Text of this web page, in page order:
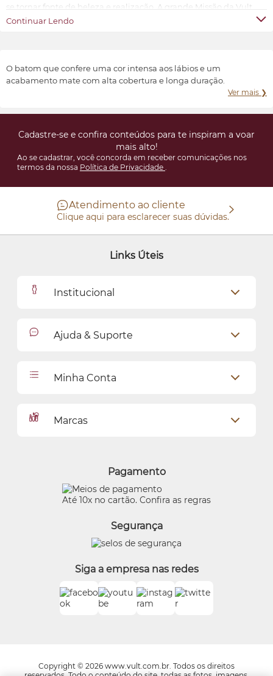
se tornar fonte de beleza e realização. A grande Missão da Vult
Cosmética é oferecer ao universo feminino a possibilidade de ter
Continuar Lendo
O batom que confere uma cor intensa aos lábios e um
acabamento mate com alta cobertura e longa duração.
Ver mais ❯
Cadastre-se e confira conteúdos para te inspiram a voar
mais alto!
Ao se cadastrar, você concorda em receber comunicações nos
termos da nossa Política de Privacidade .
Atendimento ao cliente
Clique aqui para esclarecer suas dúvidas.
Links Úteis
Institucional
Como Comprar
Ajuda & Suporte
Seja uma revendedora
Pagamentos
Política de Privacidade
Preferências de Cookies
Termos de Uso
Trocas e Devoluções
Minha Conta
Meus endereços
Marcas
Quem Disse, Berenice?
Beleza na Web
Boticário Internacional
Pagamento
Até 10x no cartão. Confira as regras
Segurança
Siga a empresa nas redes
Copyright © 2026 www.vult.com.br. Todos os direitos